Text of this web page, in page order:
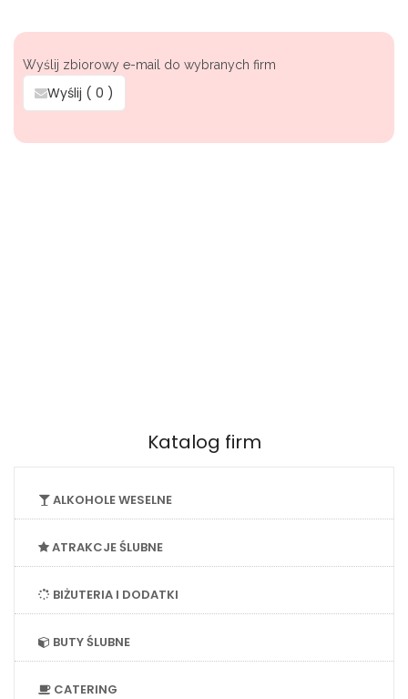
Wyślij zbiorowy e-mail do wybranych firm
Wyślij ( 0 )
Katalog firm
ALKOHOLE WESELNE
ATRAKCJE ŚLUBNE
BIŻUTERIA I DODATKI
BUTY ŚLUBNE
CATERING